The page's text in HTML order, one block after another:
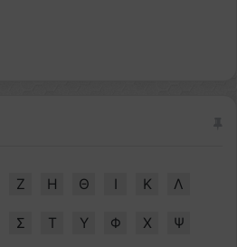
Ζ Η Θ Ι Κ Λ
Σ Τ Υ Φ Χ Ψ